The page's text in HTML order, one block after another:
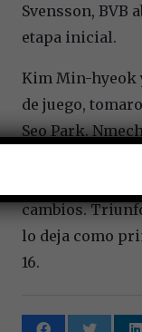
Svensson, BVB
etapa inicial.
Kim Min-hyeok
de juego,
Seo Park.
cambios.
lo deja como
16.